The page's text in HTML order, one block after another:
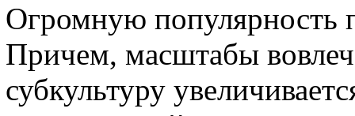
Огромную популярность
Причем, масштабы
субкультуру